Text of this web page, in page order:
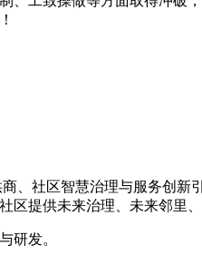
、社区智慧治理与服务创
提供未来治理、未来邻里
研发。